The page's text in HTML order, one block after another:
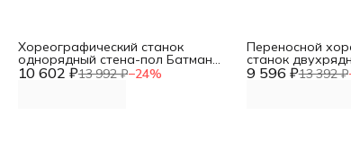
10 602 ₽13 992 ₽−24%
Хореографический станок
однорядный стена-пол Батман
(поручень дуб 2 м) DNN 9 596 ₽13 392 ₽
Переносной
станок
(поручень сосна